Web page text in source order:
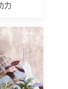
力